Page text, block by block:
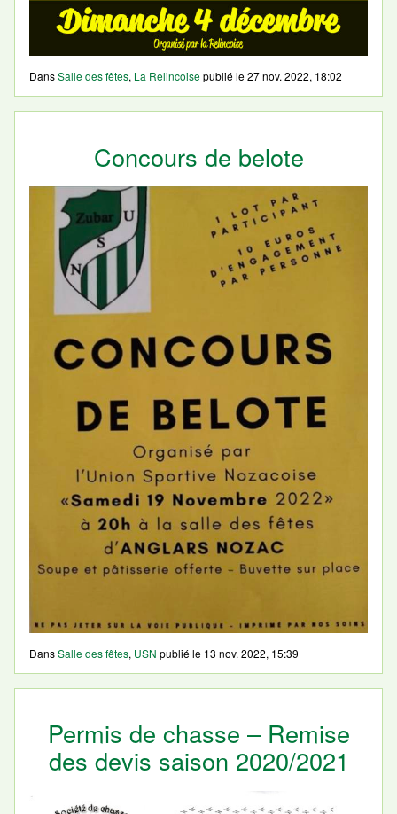
DansSalle des fêtes, La Relincoisepublié le27 nov. 2022, 18:02
Concours de belote
DansSalle des fêtes, USN publié le 13 nov. 2022, 15:39
Permis de chasse – Remise
des devis saison 2020/2021